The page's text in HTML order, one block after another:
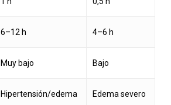
6–12 h 4–6 h
Muy bajo Bajo
Hipertensión/edema Edema severo